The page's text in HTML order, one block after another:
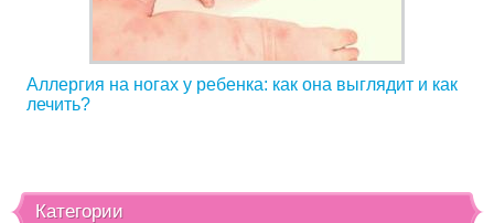
Аллергия на ногах у ребенка: как она выглядит и как
лечить?
Категории